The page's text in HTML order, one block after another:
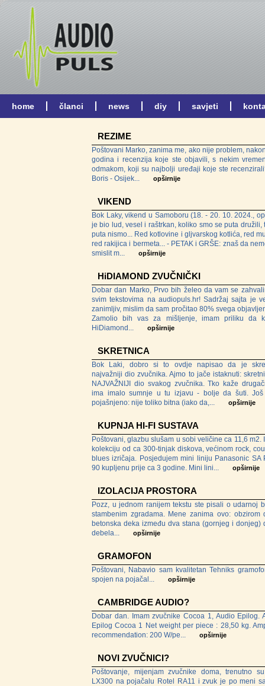
REZIME
Poštovani Marko, zanima me, ako nije problem,
godina i recenzija koje ste objavili, s nekim
odmakom, koji su najbolji uređaji koje ste
Boris - Osijek...
opširnije
VIKEND
Bok Laky, vikend u Samoboru (18. - 20. 10. 2024.,
je bio lud, vesel i raštrkan, koliko smo se puta družili,
puta nismo... Red kotlovine i gljvarskog kotlića, red
red rakijica i bermeta... - PETAK i GRŠE: znaš da
smislit m...
opširnije
HiDIAMOND ZVUČNIČKI
Dobar dan Marko, Prvo bih želeo da vam se
svim tekstovima na audiopuls.hr! Sadržaj sajta je
zanimljiv, mislim da sam pročitao 80% svega
Zamolio bih vas za mišljenje, imam priliku da
HiDiamond...
opširnije
SKRETNICA
Bok Laki, dobro si to ovdje napisao da je
najvažniji dio zvučnika. Ajmo to jače istaknuti:
NAJVAŽNIJI dio svakog zvučnika. Tko kaže
ima imalo sumnje u tu izjavu - bolje da šuti.
pojašnjeno: nije toliko bitna (iako da,...
opširnije
KUPNJA HI-FI SUSTAVA
Poštovani, glazbu slušam u sobi veličine ca 11,6 m2.
kolekciju od ca 300-tinjak diskova, većinom rock,
blues izričaja. Posjedujem mini liniju Panasonic SA
90 kupljenu prije ca 3 godine. Mini lini...
opširnije
IZOLACIJA PROSTORA
Pozz, u jednom ranijem tekstu ste pisali o udarnoj
stambenim zgradama. Mene zanima ovo: obzirom
betonska deka između dva stana (gornjeg i donjeg)
debela...
opširnije
GRAMOFON
Poštovani, Nabavio sam kvalitetan Tehniks
spojen na pojačal...
opširnije
CAMBRIDGE AUDIO?
Dobar dan. Imam zvučnike Cocoa 1, Audio Epilog.
Epilog Cocoa 1 Net weight per piece : 28,50 kg.
recommendation: 200 W/pe...
opširnije
NOVI ZVUČNICI?
Poštovanje, mijenjam zvučnike doma, trenutno
LX300 na pojačalu Rotel RA11 i zvuk je po meni